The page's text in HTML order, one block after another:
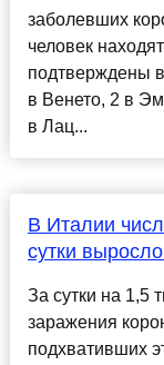
заболевших
человек
подтверждены
в Венето, 2 в
в Лац...
В Италии
сутки
За сутки на 1,5
заражения
подхвативших